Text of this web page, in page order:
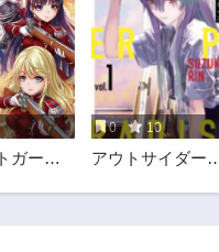
第47話
3ヶ月前
第42話
3ヶ月前
第37話
3ヶ月前
第32話
ガール
女た
0 10
アウトサイダー